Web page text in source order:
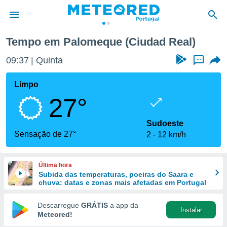
da
foi
fornecidas
a este
das
e
forma
digital
Tempo em Palomeque (Ciudad Real)
09:37 Quinta ...
Limpo
27°
Sensação de 27°
Sudoeste
2
12 km/h
Última hora
Subida das temperaturas, poeiras do Saara e
chuva: datas e zonas mais afetadas em Portugal
Descarregue GRÁTIS a app da
Meteored!
Instalar